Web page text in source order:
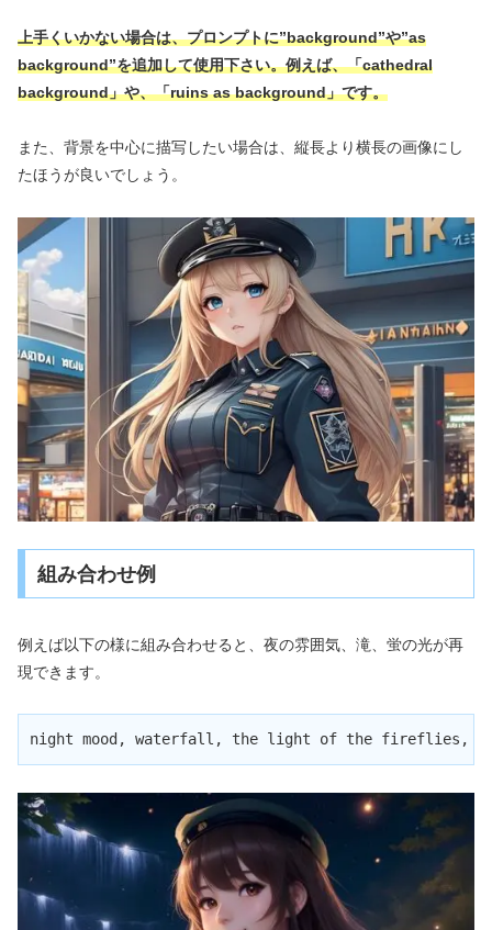
上手くいかない場合は、プロンプトに”background”や”as
background”を追加して使用下さい。例えば、「cathedral
background」や、「ruins as background」です。
また、背景を中心に描写したい場合は、縦長より横長の画像にし
たほうが良いでしょう。
組み合わせ例
例えば以下の様に組み合わせると、夜の雰囲気、滝、蛍の光が再
現できます。
night mood, waterfall, the light of the fireflies,